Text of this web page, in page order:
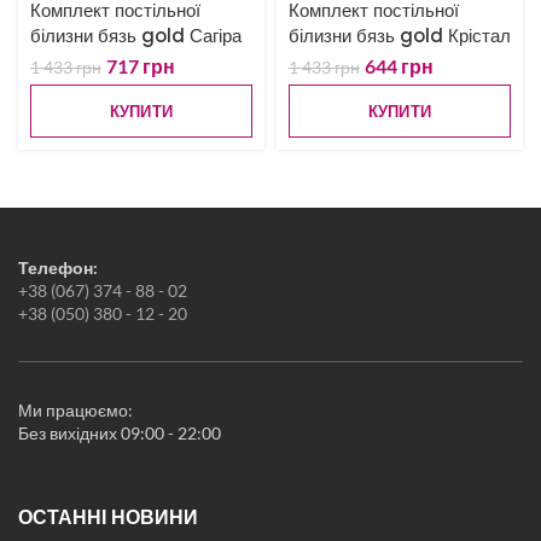
Постіль Атласний Сатин
Постіль італійський Сатин
Постіль Креп-Сатин
Постіль Страйп-Сатин
Велюрова постіль
Дитяча постіль
Простирадла
Килимки
Жіноча білизна
Піжами
Новорічні товари
Кухонні аксесуари
Комплект постільної
білизни бязь gold Сагіра
1 433грн 717 грн
КУПИТИ
Комплект постільної
білизни бязь gold Крістал
1 433грн 644 грн
КУПИТИ
Телефон:
+38 (067) 374 - 88 - 02
+38 (050) 380 - 12 - 20
Ми працюємо:
Без вихідних 09:00 - 22:00
ОСТАННІ НОВИНИ